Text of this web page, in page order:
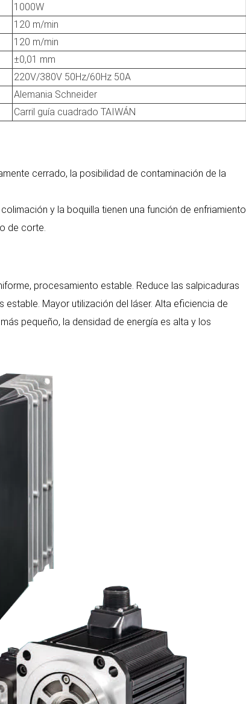
1000W
120 m/min
120 m/min
±0,01 mm
220V/380V 50Hz/60Hz 50A
Alemania Schneider
Carril guía cuadrado TAIWÁN
cerrado, la posibilidad de contaminación de la
y la boquilla tienen una función de enfriamiento
de corte.
procesamiento estable. Reduce las salpicaduras
Mayor utilización del láser. Alta eficiencia de
pequeño, la densidad de energía es alta y los